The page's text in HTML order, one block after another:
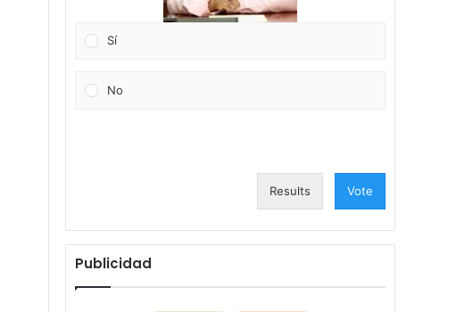
Sí
No
Results Vote
Publicidad